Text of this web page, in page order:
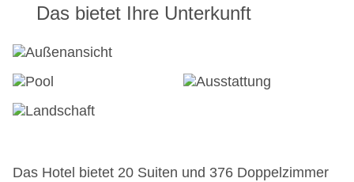
Das bietet Ihre Unterkunft
Das Hotel bietet 20 Suiten und 376 Doppelzimmer